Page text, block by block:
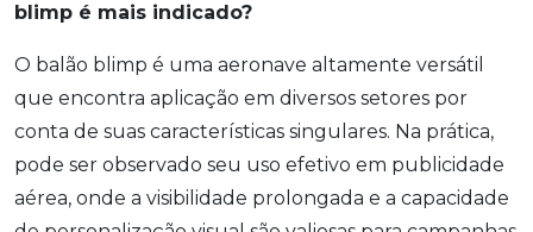
blimp é mais indicado?
O balão blimp é uma aeronave altamente versátil
que encontra aplicação em diversos setores por
conta de suas características singulares. Na prática,
pode ser observado seu uso efetivo em publicidade
aérea, onde a visibilidade prolongada e a capacidade